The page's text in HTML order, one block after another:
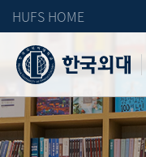
HUFS HOME